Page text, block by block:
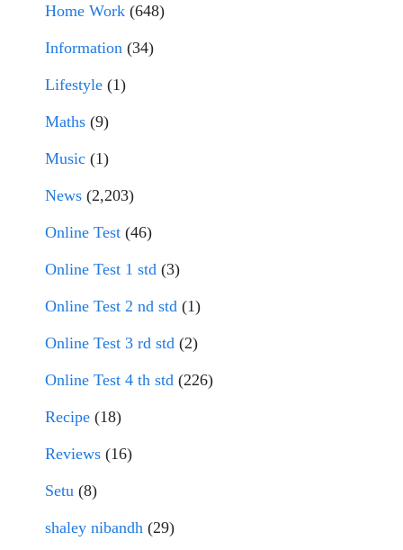
Home Work (648)
Information (34)
Lifestyle (1)
Maths (9)
Music (1)
News (2,203)
Online Test (46)
Online Test 1 std (3)
Online Test 2 nd std (1)
Online Test 3 rd std (2)
Online Test 4 th std (226)
Recipe (18)
Reviews (16)
Setu (8)
shaley nibandh (29)